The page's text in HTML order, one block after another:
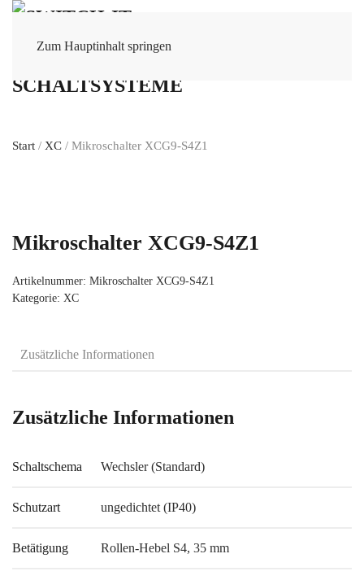
Zum Hauptinhalt springen
Start / XC / Mikroschalter XCG9-S4Z1
Mikroschalter XCG9-S4Z1
Artikelnummer: Mikroschalter XCG9-S4Z1
Kategorie: XC
Zusätzliche Informationen
Zusätzliche Informationen
Schaltschema Wechsler (Standard)
Schutzart ungedichtet (IP40)
Betätigung Rollen-Hebel S4, 35 mm